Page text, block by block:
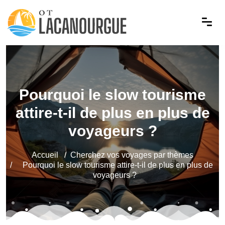
Pourquoi le slow tourisme
attire-t-il de plus en plus de
voyageurs ?
Accueil
Cherchez vos voyages par thèmes
Pourquoi le slow tourisme attire-t-il de plus en plus de
voyageurs ?